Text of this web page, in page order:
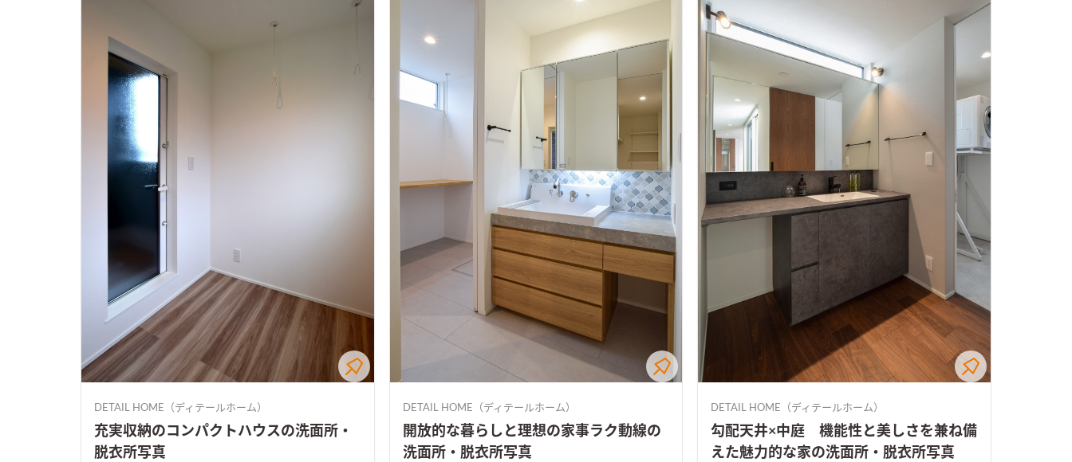
DETAIL HOME（ディテールホーム）
充実収納のコンパクトハウスの洗面所・
脱衣所写真
DETAIL HOME（ディテールホーム）
開放的な暮らしと理想の家事ラク動線の
洗面所・脱衣所写真
DETAIL HOME（ディテールホーム）
勾配天井×中庭 機能性と美しさを兼ね備
えた魅力的な家の洗面所・脱衣所写真